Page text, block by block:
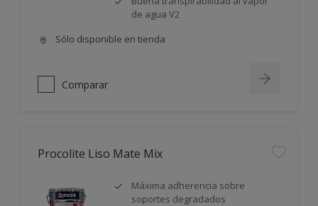
de agua V2
Sólo disponible en tienda
Comparar
Procolite Liso Mate Mix
Máxima adherencia sobre
soportes degradados